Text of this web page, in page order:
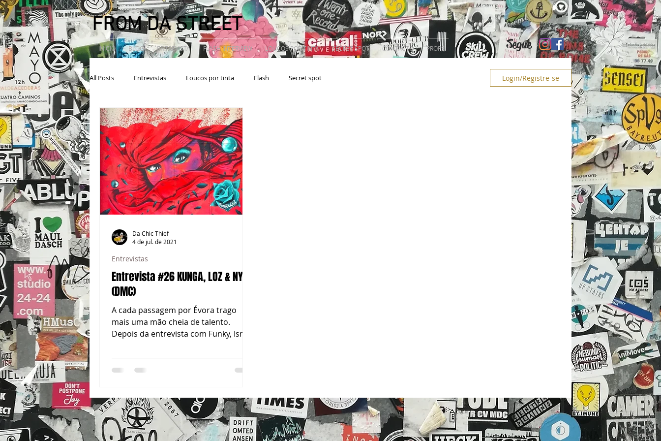
FROM DA STREET
INÍCIO BLOG ENTREVISTA FLASH INTERVIEW LOUCOS POR TINTA SECRET SPOT CONTACTO PROPS Segue
All Posts Entrevistas Loucos por tinta Flash Secret spot Login/Registre-se
Entrevista #26 KUNGA, LOZ & NYFE
(DMC)
A cada passagem por Évora trago
mais uma mão cheia de talento.
Depois da entrevista com Funky, Ismo
conhecer
Entrevistas
Da Chic Thief
4 de jul. de 2021